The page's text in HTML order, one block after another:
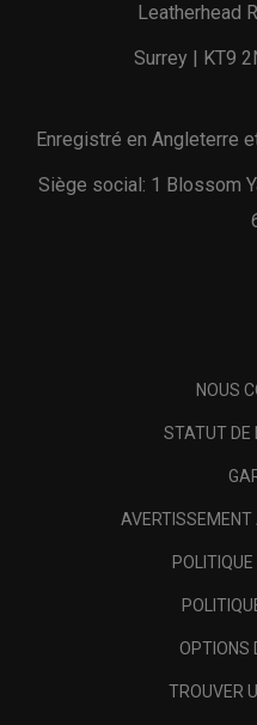
Leatherhead
Surrey | KT9
Enregistré en Angleterre
Siège social: 1 Blossom
NOUS
STATUT DE
AVERTISSEMENT
OPTIONS
TROUVER